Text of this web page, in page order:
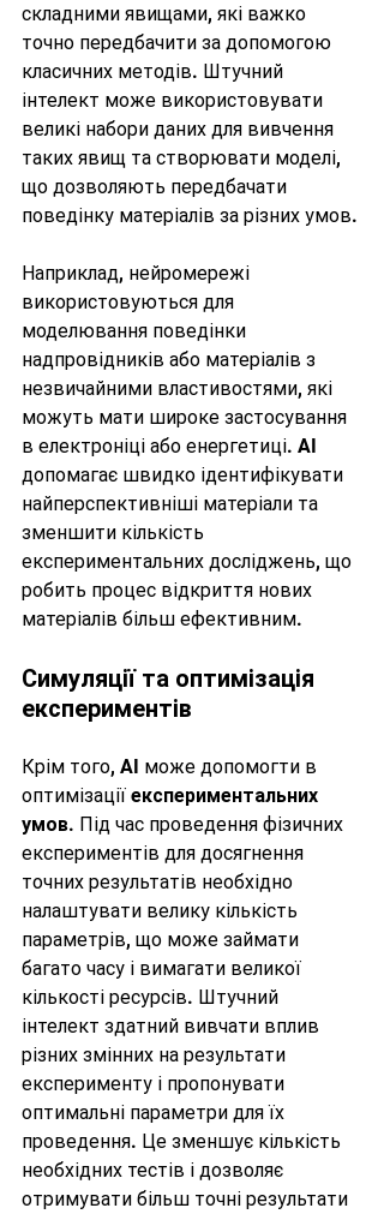
складними явищами, які важко
точно передбачити за допомогою
класичних методів. Штучний
інтелект може використовувати
великі набори даних для вивчення
таких явищ та створювати моделі,
що дозволяють передбачати
поведінку матеріалів за різних умов.
Наприклад, нейромережі
використовуються для
моделювання поведінки
надпровідників або матеріалів з
незвичайними властивостями, які
можуть мати широке застосування
в електроніці або енергетиці. AI
допомагає швидко ідентифікувати
найперспективніші матеріали та
зменшити кількість
експериментальних досліджень, що
робить процес відкриття нових
матеріалів більш ефективним.
Симуляції та оптимізація
експериментів
Крім того, AI може допомогти в
оптимізації експериментальних
умов. Під час проведення фізичних
експериментів для досягнення
точних результатів необхідно
налаштувати велику кількість
параметрів, що може займати
багато часу і вимагати великої
кількості ресурсів. Штучний
інтелект здатний вивчати вплив
різних змінних на результати
експерименту і пропонувати
оптимальні параметри для їх
проведення. Це зменшує кількість
необхідних тестів і дозволяє
отримувати більш точні результати